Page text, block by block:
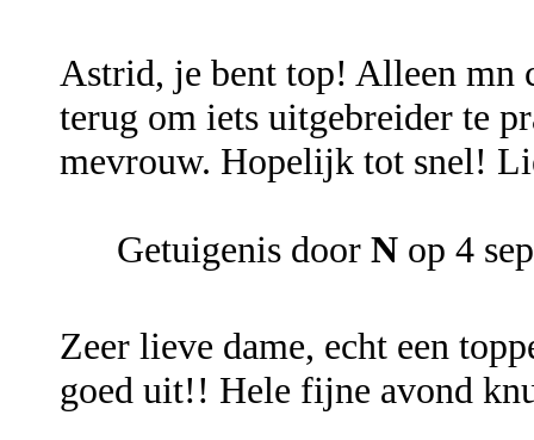
Astrid, je bent top! Alleen mn
terug om iets uitgebreider te
mevrouw. Hopelijk tot snel!
Getuigenis door N op 4
Zeer lieve dame, echt een
goed uit!! Hele fijne avond